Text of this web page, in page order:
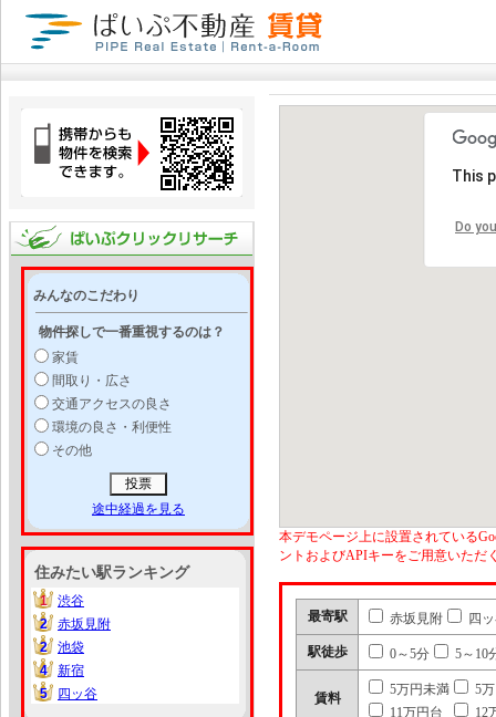
みんなのこだわり
物件探しで一番重視するのは？
家賃
間取り・広さ
交通アクセスの良さ
環境の良さ・利便性
その他
途中経過を見る
住みたい駅ランキング
1
1
渋谷
2
2
赤坂見附
2
2
池袋
4
4
新宿
5
5 四ッ谷
This
Do
本デモページ上に設置されている
ントおよびAPIキーをご用意いただ
最寄駅 赤坂見附 四
駅徒歩 0～5分 5～10
賃料
5万円未満
5
11万円台
12